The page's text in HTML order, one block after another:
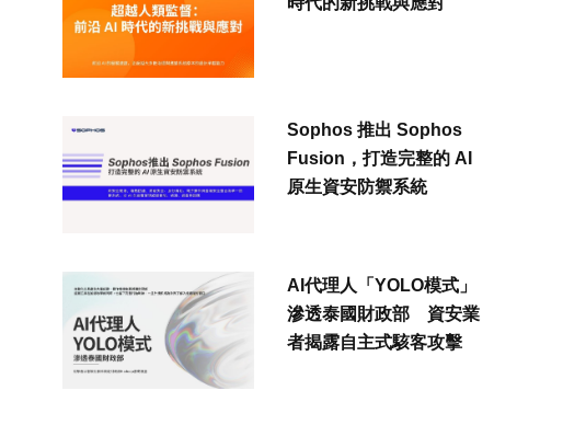
Sophos 推出 Sophos
Fusion，打造完整的 AI
原生資安防禦系統
AI代理人「YOLO模式」
滲透泰國財政部 資安業
者揭露自主式駭客攻擊